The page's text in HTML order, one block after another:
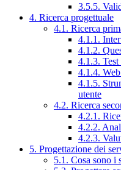
3.5.5.
4. Ricerca progettuale
4.1. Ricerca
4.1.1.
4.1.2.
4.1.3.
4.1.4.
4.1.5.
utente
4.2. Ricerca
4.2.1.
4.2.2.
4.2.3.
5. Progettazione dei
5.1. Cosa sono i